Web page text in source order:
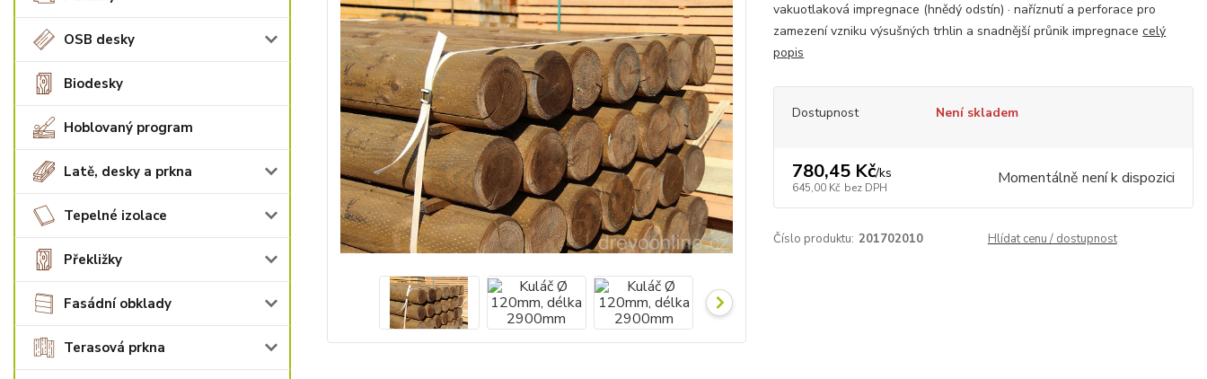
OSB desky
Biodesky
Hoblovaný program
Latě, desky a prkna
Tepelné izolace
Překližky
Fasádní obklady
Terasová prkna
vakuotlaková impregnace (hnědý odstín) · naříznutí a perforace pro
zamezení vzniku výsušných trhlin a snadnější průnik impregnacecelý
popis
Dostupnost Není skladem
780,45 Kč/ks
645,00 Kč bez DPH Momentálně není k dispozici
Číslo produktu: 201702010 Hlídat cenu / dostupnost